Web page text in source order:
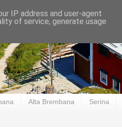
Alta Brembana Serina
IP address and user-agent
of service, generate usage